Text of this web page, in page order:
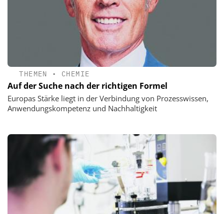
THEMEN • CHEMIE
Auf der Suche nach der richtigen Formel
Europas Stärke liegt in der Verbindung von Prozesswissen,
Anwendungskompetenz und Nachhaltigkeit